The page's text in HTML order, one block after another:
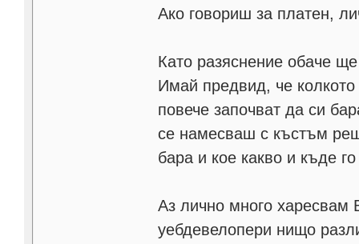
Ако говориш за платен,
Като разяснение обаче
Имай предвид, че
повече започват да си
се намесваш с къстъм
бара и кое какво и къде
Аз лично много харесвам
уебдевелопери нищо